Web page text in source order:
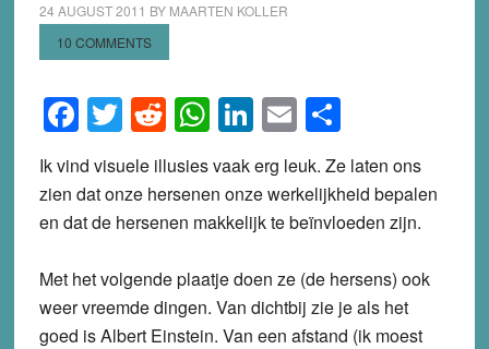
24 AUGUST 2011 BY MAARTEN KOLLER
10 COMMENTS
Facebook
Twitter
Reddit
WhatsApp
LinkedIn
EmailShare
Ik vind visuele illusies vaak erg leuk. Ze laten ons
zien dat onze hersenen onze werkelijkheid bepalen
en dat de hersenen makkelijk te beïnvloeden zijn.
Met het volgende plaatje doen ze (de hersens) ook
weer vreemde dingen. Van dichtbij zie je als het
goed is Albert Einstein. Van een afstand (ik moest